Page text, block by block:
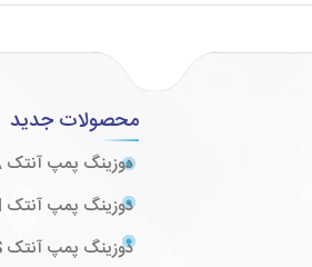
محصولات جدید
دوزینگ پمپ آنتک Aspendose A
دوزینگ پمپ آنتک Aspendose OEM
دوزینگ پمپ آنتک Lara DMS